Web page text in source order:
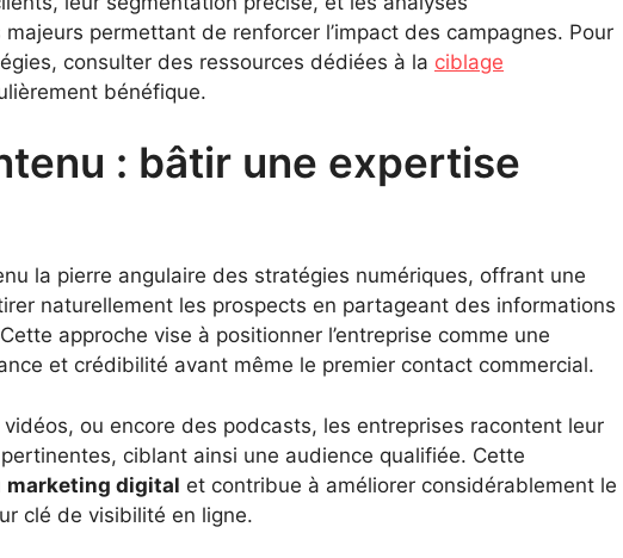
permettant de renforcer l’impact des campagnes. Pour
consulter des ressources dédiées à la ciblage
bénéfique.
: bâtir une expertise
la pierre angulaire des stratégies numériques, offrant une
naturellement les prospects en partageant des informations
approche vise à positionner l’entreprise comme une
et crédibilité avant même le premier contact commercial.
ou encore des podcasts, les entreprises racontent leur
ciblant ainsi une audience qualifiée. Cette
marketing digital et contribue à améliorer considérablement le
clé de visibilité en ligne.